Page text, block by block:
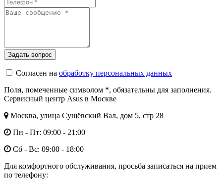
Согласен на обработку персональных данных
Поля, помеченные символом *, обязательны для заполнения.
Сервисный центр Asus в Москве
Москва, улица Сущёвский Вал, дом 5, стр 28
Пн - Пт: 09:00 - 21:00
Сб - Вс: 09:00 - 18:00
Для комфортного обслуживания, просьба записаться на прием
по телефону: